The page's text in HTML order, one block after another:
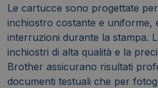
Le cartucce sono progettate
inchiostro costante e uniforme,
interruzioni durante la stampa.
inchiostri di alta qualità e la
Brother assicurano risultati
documenti testuali che per